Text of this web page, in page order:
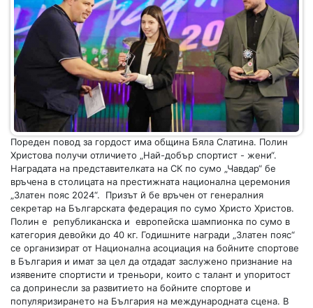
Пореден повод за гордост има община Бяла Слатина. Полин
Христова получи отличието „Най-добър спортист - жени“.
Наградата на представителката на СК по сумо „Чавдар“ бе
връчена в столицата на престижната национална церемония
„Златен пояс 2024“. Призът й бе връчен от генералния
секретар на Българската федерация по сумо Христо Христов.
Полин е републиканска и европейска шампионка по сумо в
категория девойки до 40 кг. Годишните награди „Златен пояс“
се организират от Национална асоциация на бойните спортове
в България и имат за цел да отдадат заслужено признание на
изявените спортисти и треньори, които с талант и упоритост
са допринесли за развитието на бойните спортове и
популяризирането на България на международната сцена. В